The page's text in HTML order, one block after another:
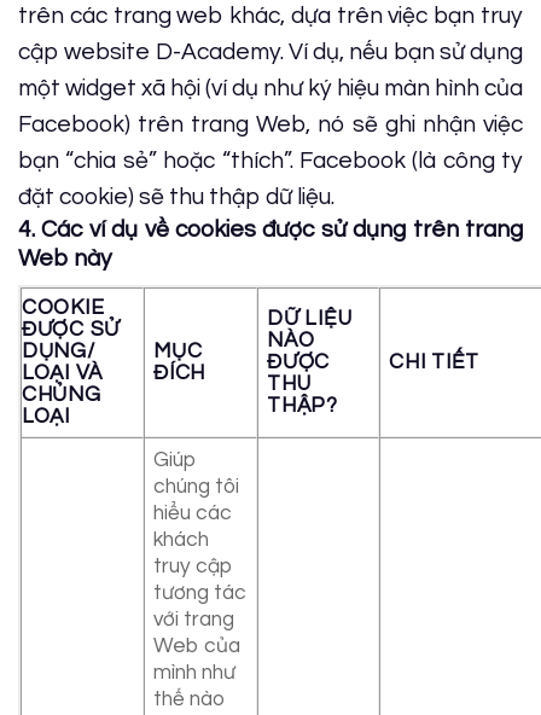
trên các trang web khác, dựa trên việc bạn truy
cập website D-Academy. Ví dụ, nếu bạn sử dụng
một widget xã hội (ví dụ như ký hiệu màn hình của
Facebook) trên trang Web, nó sẽ ghi nhận việc
bạn “chia sẻ” hoặc “thích”. Facebook (là công ty
đặt cookie) sẽ thu thập dữ liệu.
4. Các ví dụ về cookies được sử dụng trên trang
Web này
COOKIE
ĐƯỢC SỬ
DỤNG/
LOẠI VÀ
CHỦNG
LOẠI
MỤC
ĐÍCH
DỮ LIỆU
NÀO
ĐƯỢC
THU
THẬP?
CHI TIẾT
Giúp
chúng tôi
hiểu các
khách
truy cập
tương tác
với trang
Web của
mình như
thế nào